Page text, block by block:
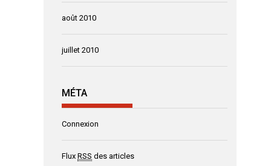
août 2010
juillet 2010
MÉTA
Connexion
Flux RSS des articles